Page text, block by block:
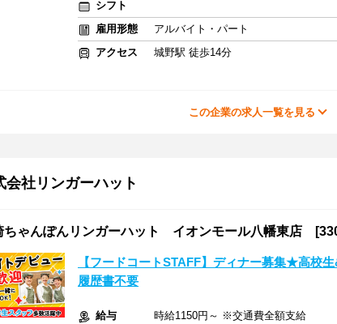
シフト
雇用形態
アルバイト・パート
アクセス
城野駅 徒歩14分
この企業の求人一覧を見る
会社リンガーハット
ちゃんぽんリンガーハット イオンモール八幡東店
【フードコートSTAFF】ディナー募集★高校
履歴書不要
給与
時給1150円～ ※交通費全額支給